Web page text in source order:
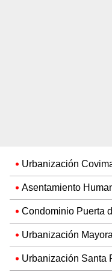
Urbanización
Asentamiento
Condominio Puerta
Urbanización
Urbanización Santa